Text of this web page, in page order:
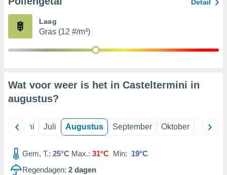
partners
Detail
Laag
Gras (12 #/m³)
Wat voor weer is het in Casteltermini in
augustus?
Juni Juli Augustus September Oktober
Gem, T.: 25°C Max.: 31°C Min: 19°C
Regendagen: 2 dagen